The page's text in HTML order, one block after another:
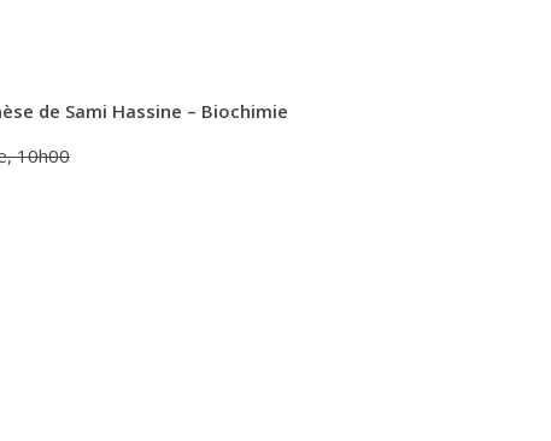
de Sami Hassine – Biochimie
10h00